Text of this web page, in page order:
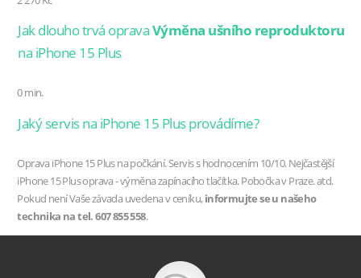
Jak dlouho trvá opravaVýměna ušního reproduktoru
na iPhone 15 Plus
0 min.
Jaký servis na iPhone 15 Plus provádíme?
Oprava iPhone 15 Plus na počkání. Servis s hodnocením 10/10. Nejčastější
iPhone 15 Plus oprava - výměna zapínacího tlačítka. Pobočka v Praze. atd.
Pokud není Vaše závada uvedena v ceníku, informujte se u našeho
technika na tel. 607 855 558.